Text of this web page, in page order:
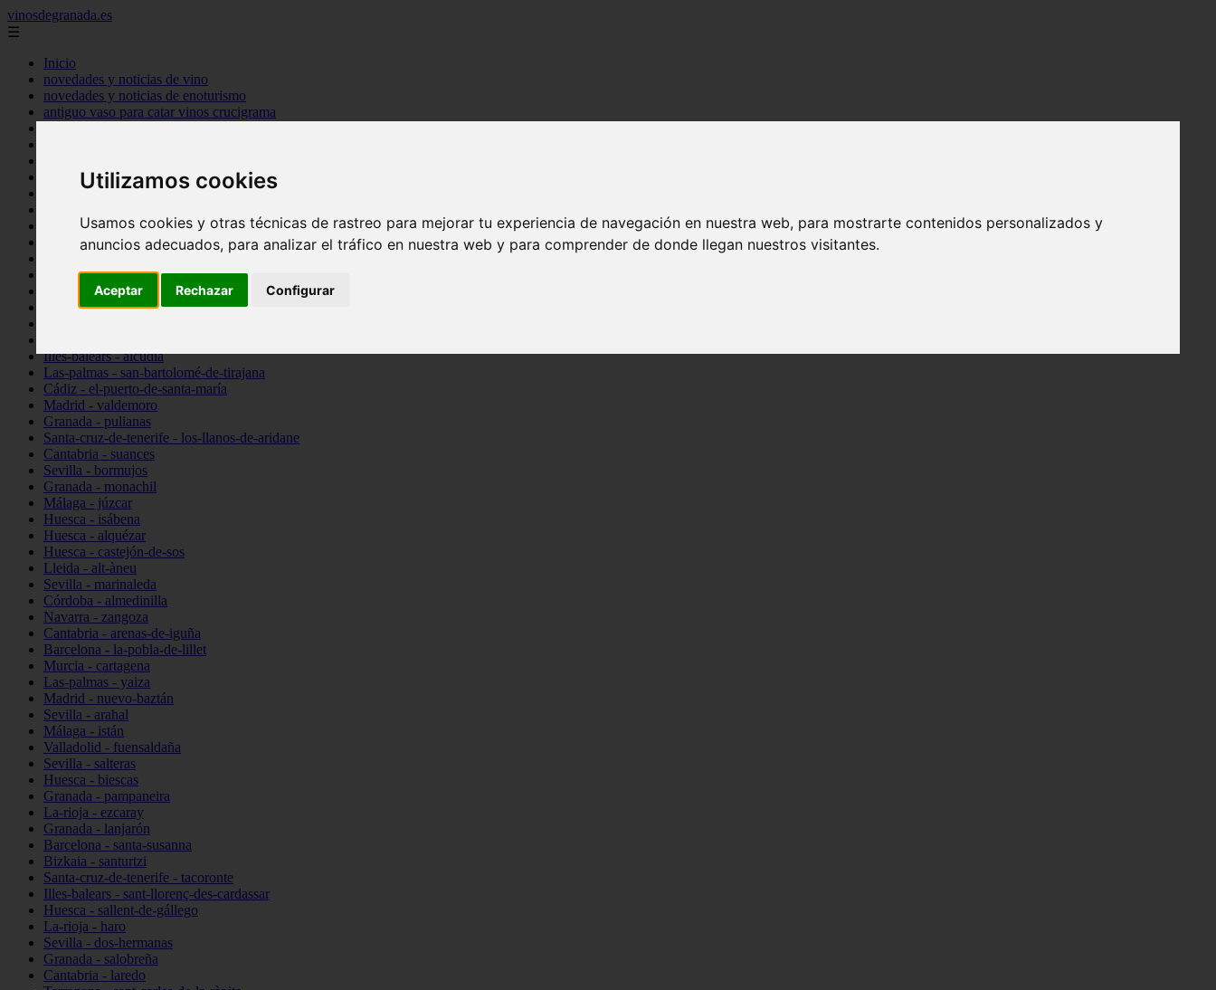
Utilizamos cookies
Usamos cookies y otras técnicas de rastreo para mejorar tu experiencia de navegación en nuestra web, para mostrarte contenidos personalizados y
anuncios adecuados, para analizar el tráfico en nuestra web y para comprender de donde llegan nuestros visitantes.
Aceptar Rechazar Configurar
vinosdegranada.es
☰
Inicio
novedades y noticias de vino
novedades y noticias de enoturismo
antiguo vaso para catar vinos crucigrama
Sevilla - sevilla
Barcelona - barcelona
Santa-cruz-de-tenerife - guía-de-isora
La-rioja - casalarreina
Almería - roquetas-de-mar
Illes-balears - alcúdia
Las-palmas - san-bartolomé-de-tirajana
Cádiz - el-puerto-de-santa-maría
Madrid - valdemoro
Granada - pulianas
Santa-cruz-de-tenerife - los-llanos-de-aridane
Cantabria - suances
Sevilla - bormujos
Granada - monachil
Málaga - júzcar
Huesca - isábena
Huesca - alquézar
Huesca - castejón-de-sos
Lleida - alt-àneu
Sevilla - marinaleda
Córdoba - almedinilla
Navarra - zangoza
Cantabria - arenas-de-iguña
Barcelona - la-pobla-de-lillet
Murcia - cartagena
Las-palmas - yaiza
Madrid - nuevo-baztán
Sevilla - arahal
Málaga - istán
Valladolid - fuensaldaña
Sevilla - salteras
Huesca - biescas
Granada - pampaneira
La-rioja - ezcaray
Granada - lanjarón
Barcelona - santa-susanna
Bizkaia - santurtzi
Santa-cruz-de-tenerife - tacoronte
Illes-balears - sant-llorenç-des-cardassar
Huesca - sallent-de-gállego
La-rioja - haro
Sevilla - dos-hermanas
Granada - salobreña
Cantabria - laredo